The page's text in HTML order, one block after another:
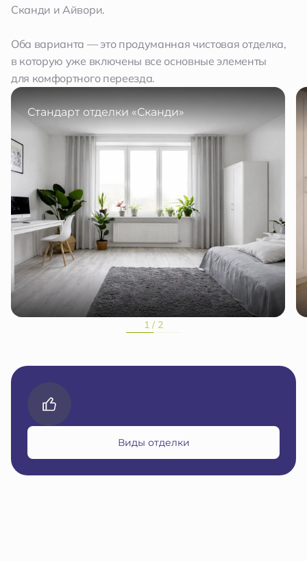
Сканди и Айвори.
Оба варианта — это продуманная чистовая отделка,
в которую уже включены все основные элементы
для комфортного переезда.
Стандарт отделки «Сканди»
1 / 2
Виды отделки